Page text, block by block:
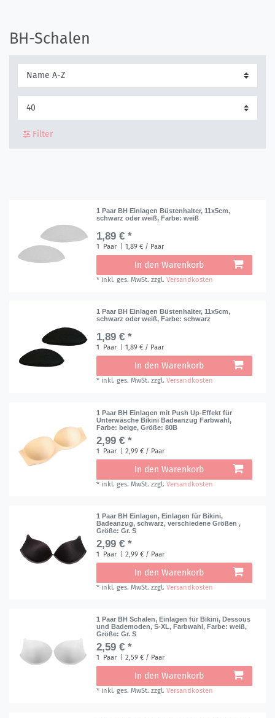
BH-Schalen
Filter
1 Paar BH Einlagen Büstenhalter, 11x5cm,
schwarz oder weiß, Farbe: weiß
1,89 € *
1 Paar | 1,89 € / Paar
In den Warenkorb
* inkl. ges. MwSt. zzgl.Versandkosten
1 Paar BH Einlagen Büstenhalter, 11x5cm,
schwarz oder weiß, Farbe: schwarz
1,89 € *
1 Paar | 1,89 € / Paar
In den Warenkorb
* inkl. ges. MwSt. zzgl.Versandkosten
1 Paar BH Einlagen mit Push Up-Effekt für
Unterwäsche Bikini Badeanzug Farbwahl,
Farbe: beige, Größe: 80B
2,99 € *
1 Paar | 2,99 € / Paar
In den Warenkorb
* inkl. ges. MwSt. zzgl.Versandkosten
1 Paar BH Einlagen, Einlagen für Bikini,
Badeanzug, schwarz, verschiedene Größen,
Größe: Gr. S
2,99 € *
1 Paar | 2,99 € / Paar
In den Warenkorb
* inkl. ges. MwSt. zzgl.Versandkosten
1 Paar BH Schalen, Einlagen für Bikini, Dessous
und Bademoden, S-XL, Farbwahl, Farbe: weiß,
Größe: Gr. S
2,59 € *
1 Paar | 2,59 € / Paar
In den Warenkorb
* inkl. ges. MwSt. zzgl.Versandkosten